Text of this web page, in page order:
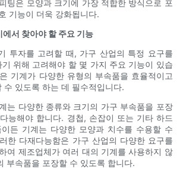
팅은 모양과 크기에 가장 적합한 방식으로 포
기능이 더욱 강화됩니다.
서 찾아야 할 주요 기능
투자를 고려할 때, 가구 산업의 특정 요구를
위해 고려해야 할 몇 가지 주요 기능이 있습
기계가 다양한 유형의 부속품을 효율적이고
수 있도록 하는 데 필수적입니다.
는 다양한 종류와 크기의 가구 부속품을 포장
능해야 합니다. 경첩, 손잡이 또는 기타 하드
든 기계는 다양한 모양과 치수를 수용할 수
한 다재다능함은 가구 산업의 다양한 요구를
여 제조업체가 여러 대의 기계를 사용하지 않
부속품을 포장할 수 있도록 합니다.